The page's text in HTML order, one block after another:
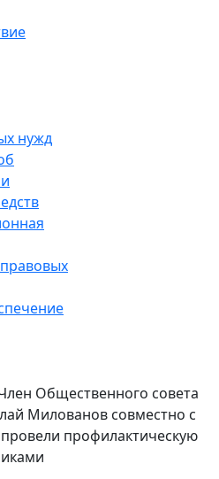
нужд
Общественного совета
Милованов совместно с
профилактическую